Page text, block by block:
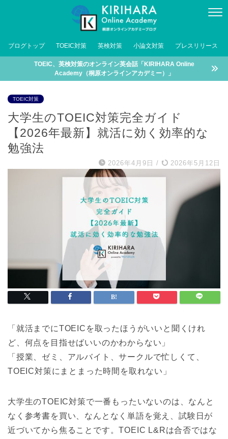
ブログトップ TOEIC対策 英検対策 小論文対策 プレスリリース
TOEIC、英検対策のオンライン英会話「KIRIHARA Online
Academy（桐原オンラインアカデミー）」
TOEIC対策
大学生のTOEIC対策完全ガイド
【2026年最新】就活に効く効率的な
勉強法
2026年4月9日 / 2026年5月12日
「就活までにTOEICを取ったほうがいいと聞くけれ
ど、何点を目指せばいいのかわからない」
「授業、ゼミ、アルバイト、サークルで忙しくて、
TOEIC対策にまとまった時間を取れない」
大学生のTOEIC対策で一番もったいないのは、なんと
なく参考書を買い、なんとなく単語を覚え、試験日が
近づいてから焦ることです。TOEIC L&Rは合否ではな